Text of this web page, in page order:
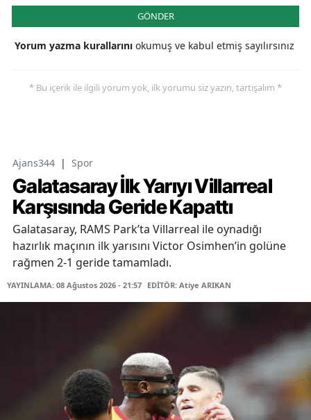
GÖNDER
Yorum yazma kurallarını okumuş ve kabul etmiş sayılırsınız
* Bu içerik ile ilgili yorum yok, ilk yorumu siz yazın, tartışalım *
Ajans344 | Spor
Galatasaray İlk Yarıyı Villarreal
Karşısında Geride Kapattı
Galatasaray, RAMS Park’ta Villarreal ile oynadığı
hazırlık maçının ilk yarısını Victor Osimhen’in golüne
rağmen 2-1 geride tamamladı.
YAYINLAMA: 08 Ağustos 2026 - 21:57 EDİTÖR: Atiye ARIKAN